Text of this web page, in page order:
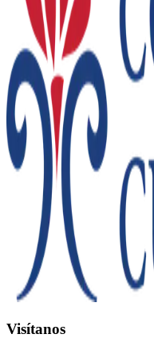
Visítanos